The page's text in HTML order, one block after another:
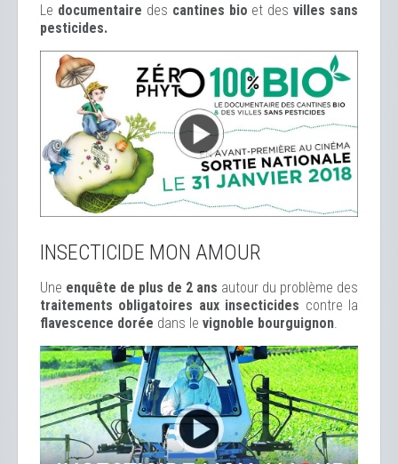
Le documentaire des cantines bio et desvilles sans
pesticides.
INSECTICIDE MON AMOUR
Une enquête de plus de 2 ans autour du problème des
traitements obligatoires aux insecticides contre la
flavescence dorée dans le vignoble bourguignon.